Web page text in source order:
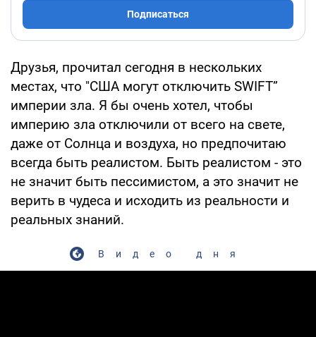
Подписаться
Друзья, прочитал сегодня в нескольких
местах, что "США могут отключить SWIFT”
империи зла. Я бы очень хотел, чтобы
империю зла отключили от всего на свете,
даже от Солнца и воздуха, но предпочитаю
всегда быть реалистом. Быть реалистом - это
не значит быть пессимистом, а это значит не
верить в чудеса и исходить из реальности и
реальных знаний.
Видео дня